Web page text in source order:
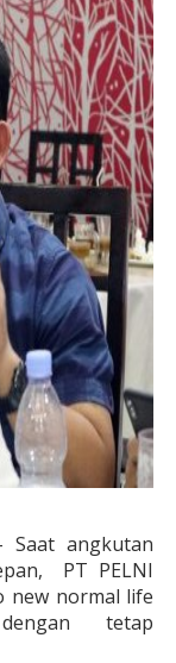
Saat angkutan
PT PELNI
new normal life
tetap